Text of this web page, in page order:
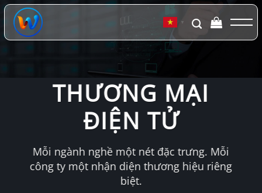
Chuyển
đến
dung
▼
THƯƠNG MẠI
ĐIỆN TỬ
Mỗi ngành nghề một nét đặc trưng. Mỗi
công ty một nhận diện thương hiệu riêng
biệt.